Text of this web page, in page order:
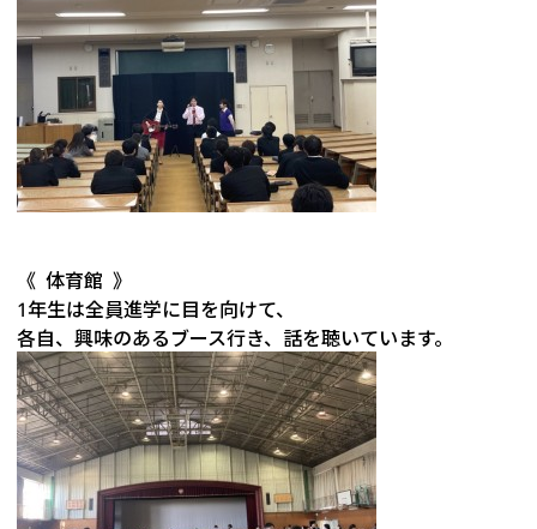
《 体育館 》
1年生は全員進学に目を向けて、
各自、興味のあるブース行き、話を聴いています。